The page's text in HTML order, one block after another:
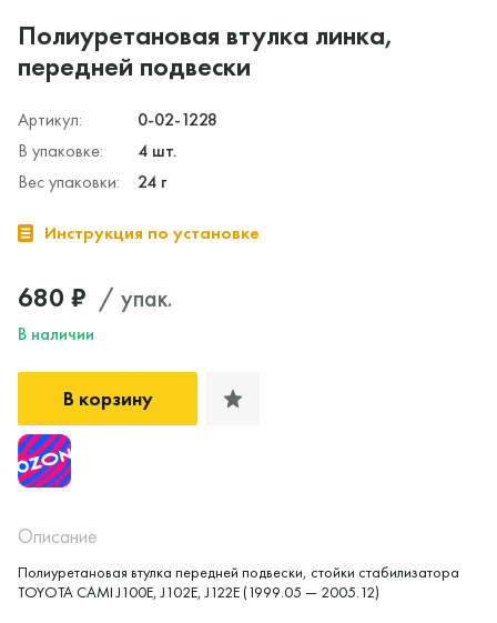
Полиуретановая втулка линка,
передней подвески
Артикул:
0-02-1228
В упаковке:
4 шт.
Вес упаковки:
24 г
Инструкция по установке
680 ₽ / упак.
В наличии
В корзину
Описание
Полиуретановая втулка передней подвески, стойки стабилизатора
TOYOTA CAMI J100E, J102E, J122E (1999.05 — 2005.12)